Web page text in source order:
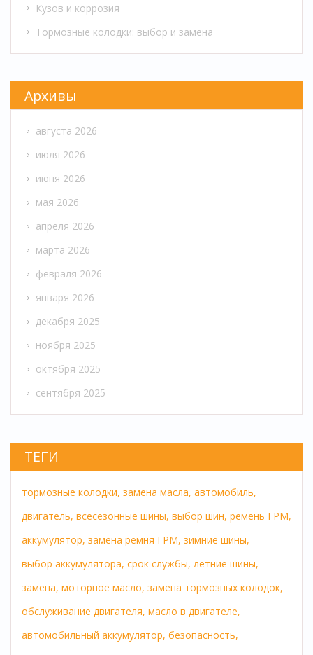
Кузов и коррозия
Тормозные колодки: выбор и замена
Архивы
августа 2026
июля 2026
июня 2026
мая 2026
апреля 2026
марта 2026
февраля 2026
января 2026
декабря 2025
ноября 2025
октября 2025
сентября 2025
ТЕГИ
тормозные колодки, замена масла, автомобиль,
двигатель, всесезонные шины, выбор шин, ремень ГРМ,
аккумулятор, замена ремня ГРМ, зимние шины,
выбор аккумулятора, срок службы, летние шины,
замена, моторное масло, замена тормозных колодок,
обслуживание двигателя, масло в двигателе,
автомобильный аккумулятор, безопасность,